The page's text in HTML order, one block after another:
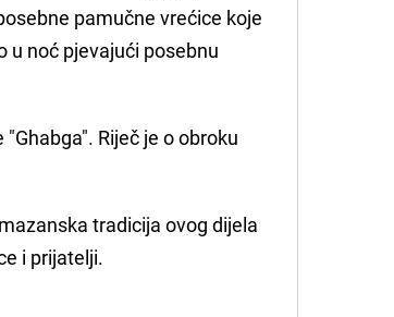
pamučne vrećice koje
u noć pjevajući posebnu
Riječ je o obroku
tradicija ovog dijela
i prijatelji.